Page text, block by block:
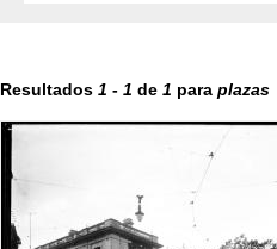
Resultados 1 - 1 de 1 para plazas